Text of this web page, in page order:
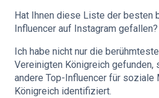
Hat Ihnen diese Liste der besten
Influencer auf Instagram gefallen?
Ich habe nicht nur die
Vereinigten Königreich gefunden,
andere Top-Influencer für soziale
Königreich identifiziert.